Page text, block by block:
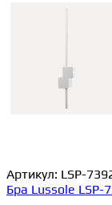
Артикул: LSP-
Бра Lussole LSP-